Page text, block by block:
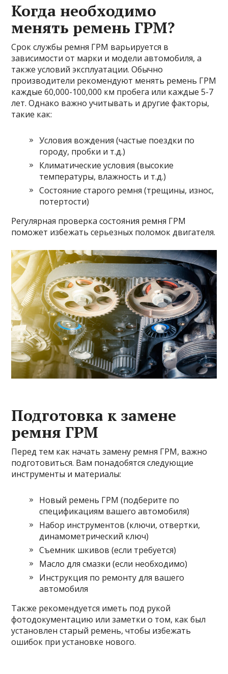
Когда необходимо
менять ремень ГРМ?
Срок службы ремня ГРМ варьируется в
зависимости от марки и модели автомобиля, а
также условий эксплуатации. Обычно
производители рекомендуют менять ремень ГРМ
каждые 60,000-100,000 км пробега или каждые 5-7
лет. Однако важно учитывать и другие факторы,
такие как:
Условия вождения (частые поездки по
городу, пробки и т.д.)
Климатические условия (высокие
температуры, влажность и т.д.)
Состояние старого ремня (трещины, износ,
потертости)
Регулярная проверка состояния ремня ГРМ
поможет избежать серьезных поломок двигателя.
Подготовка к замене
ремня ГРМ
Перед тем как начать замену ремня ГРМ, важно
подготовиться. Вам понадобятся следующие
инструменты и материалы:
Новый ремень ГРМ (подберите по
спецификациям вашего автомобиля)
Набор инструментов (ключи, отвертки,
динамометрический ключ)
Съемник шкивов (если требуется)
Масло для смазки (если необходимо)
Инструкция по ремонту для вашего
автомобиля
Также рекомендуется иметь под рукой
фотодокументацию или заметки о том, как был
установлен старый ремень, чтобы избежать
ошибок при установке нового.